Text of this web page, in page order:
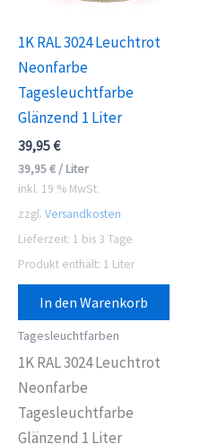
1K RAL 3024 Leuchtrot
Neonfarbe
Tagesleuchtfarbe
Glänzend 1 Liter
39,95€
39,95€ / Liter
inkl. 19 % MwSt.
zzgl. Versandkosten
Lieferzeit: 1 bis 3 Tage
Produkt enthält: 1 Liter
In den Warenkorb
Tagesleuchtfarben
1K RAL 3024 Leuchtrot
Neonfarbe
Tagesleuchtfarbe
Glänzend 1 Liter